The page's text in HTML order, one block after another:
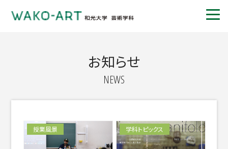
お知らせ
NEWS
授業風景 学科トピックス